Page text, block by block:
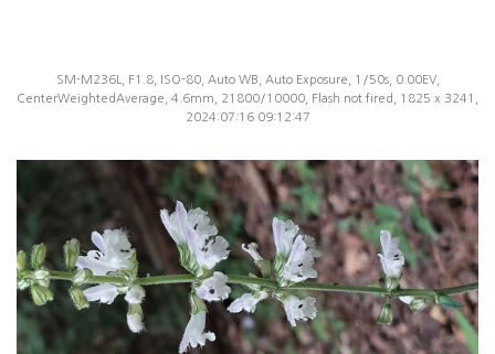
SM-M236L, F1.8, ISO-80, Auto WB, Auto Exposure, 1/50s, 0.00EV,
CenterWeightedAverage, 4.6mm, 21800/10000, Flash not fired, 1825 x 3241,
2024:07:16 09:12:47